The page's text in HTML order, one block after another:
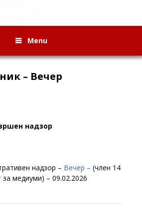
Menu
– Вечер
надзор
надзор – Вечер – (член 14
медиуми) – 09.02.2026